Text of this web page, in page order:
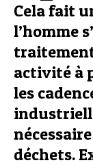
Cela fait
l’homme
activité à
les
déchets.